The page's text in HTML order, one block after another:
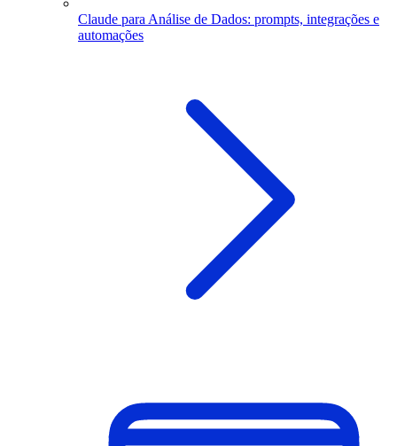
Claude para Análise de Dados: prompts, integrações e
automações